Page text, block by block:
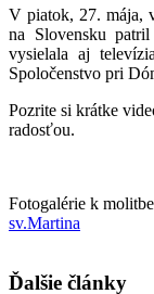
V piatok, 27. mája,
na Slovensku
vysielala aj
Spoločenstvo pri
Pozrite si krátke
radosťou.
Fotogalérie k
sv.Martina
Ďalšie články